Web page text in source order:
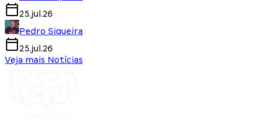
25.jul.26
Pedro Siqueira
25.jul.26
Veja mais Notícias